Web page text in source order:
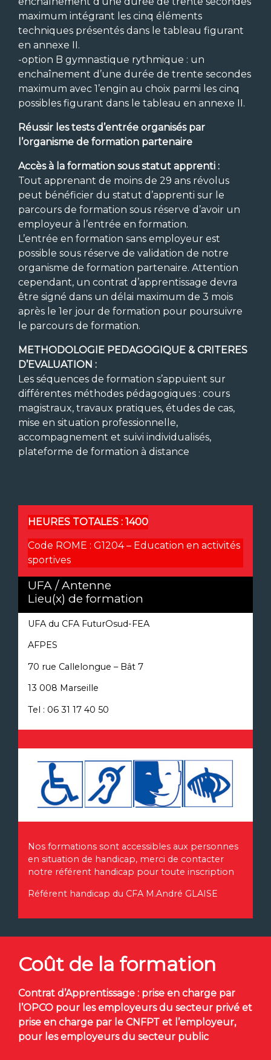
maximum intégrant les cinq éléments
techniques présentés dans le tableau figurant
en annexe II.
-option B gymnastique rythmique : un
enchaînement d’une durée de trente secondes
maximum avec 1’engin au choix parmi les cinq
possibles figurant dans le tableau en annexe II.
Réussir les tests d’entrée organisés par
l’organisme de formation partenaire
Accès à la formation sous statut apprenti :
Tout apprenant de moins de 29 ans révolus
peut bénéficier du statut d’apprenti sur le
parcours de formation sous réserve d’avoir un
employeur à l’entrée en formation.
L’entrée en formation sans employeur est
possible sous réserve de validation de notre
organisme de formation partenaire. Attention
cependant, un contrat d’apprentissage devra
être signé dans un délai maximum de 3 mois
après le 1er jour de formation pour poursuivre
le parcours de formation.
METHODOLOGIE PEDAGOGIQUE & CRITERES
D’EVALUATION :
Les séquences de formation s’appuient sur
différentes méthodes pédagogiques : cours
magistraux, travaux pratiques, études de cas,
mise en situation professionnelle,
accompagnement et suivi individualisés,
plateforme de formation à distance
HEURES TOTALES : 1400
Code ROME : G1204 – Education en activités
sportives
UFA / Antenne
Lieu(x) de formation
UFA du CFA FuturOsud-FEA
AFPES
70 rue Callelongue – Bât 7
13 008 Marseille
Tel : 06 31 17 40 50
Nos formations sont accessibles aux personnes
en situation de handicap, merci de contacter
notre référent handicap pour toute inscription
Référent handicap du CFA M.André GLAISE
Coût de la formation
Contrat d’Apprentissage : prise en charge par
l’OPCO pour les employeurs du secteur privé et
prise en charge par le CNFPT et l’employeur,
pour les employeurs du secteur public